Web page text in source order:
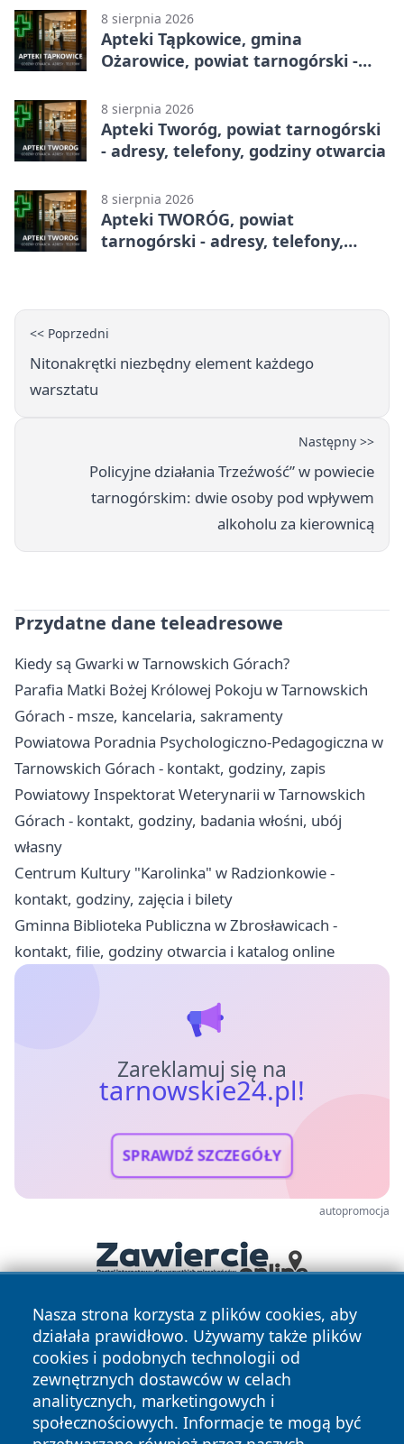
8 sierpnia 2026
Apteki Tąpkowice, gmina
Ożarowice, powiat tarnogórski -
8 sierpnia 2026
Apteki Tworóg, powiat tarnogórski
- adresy, telefony, godziny otwarcia
8 sierpnia 2026
Apteki TWORÓG, powiat
tarnogórski - adresy, telefony,
<< Poprzedni
Nitonakrętki niezbędny element każdego
warsztatu
Następny >>
Policyjne działania Trzeźwość” w powiecie
tarnogórskim: dwie osoby pod wpływem
alkoholu za kierownicą
Przydatne dane teleadresowe
Kiedy są Gwarki w Tarnowskich Górach?
Parafia Matki Bożej Królowej Pokoju w Tarnowskich
Górach - msze, kancelaria, sakramenty
Powiatowa Poradnia Psychologiczno-Pedagogiczna w
Tarnowskich Górach - kontakt, godziny, zapis
Powiatowy Inspektorat Weterynarii w Tarnowskich
Górach - kontakt, godziny, badania włośni, ubój
własny
Centrum Kultury "Karolinka" w Radzionkowie -
kontakt, godziny, zajęcia i bilety
Gminna Biblioteka Publiczna w Zbrosławicach -
kontakt, filie, godziny otwarcia i katalog online
Zareklamuj się na
tarnowskie24.pl!
SPRAWDŹ SZCZEGÓŁY
autopromocja
Nasza strona korzysta z plików cookies, aby
działała prawidłowo. Używamy także plików
cookies i podobnych technologii od
zewnętrznych dostawców w celach
analitycznych, marketingowych i
społecznościowych. Informacje te mogą być
Copyright © 2026 tarnowskie24.pl Wszystkie prawa